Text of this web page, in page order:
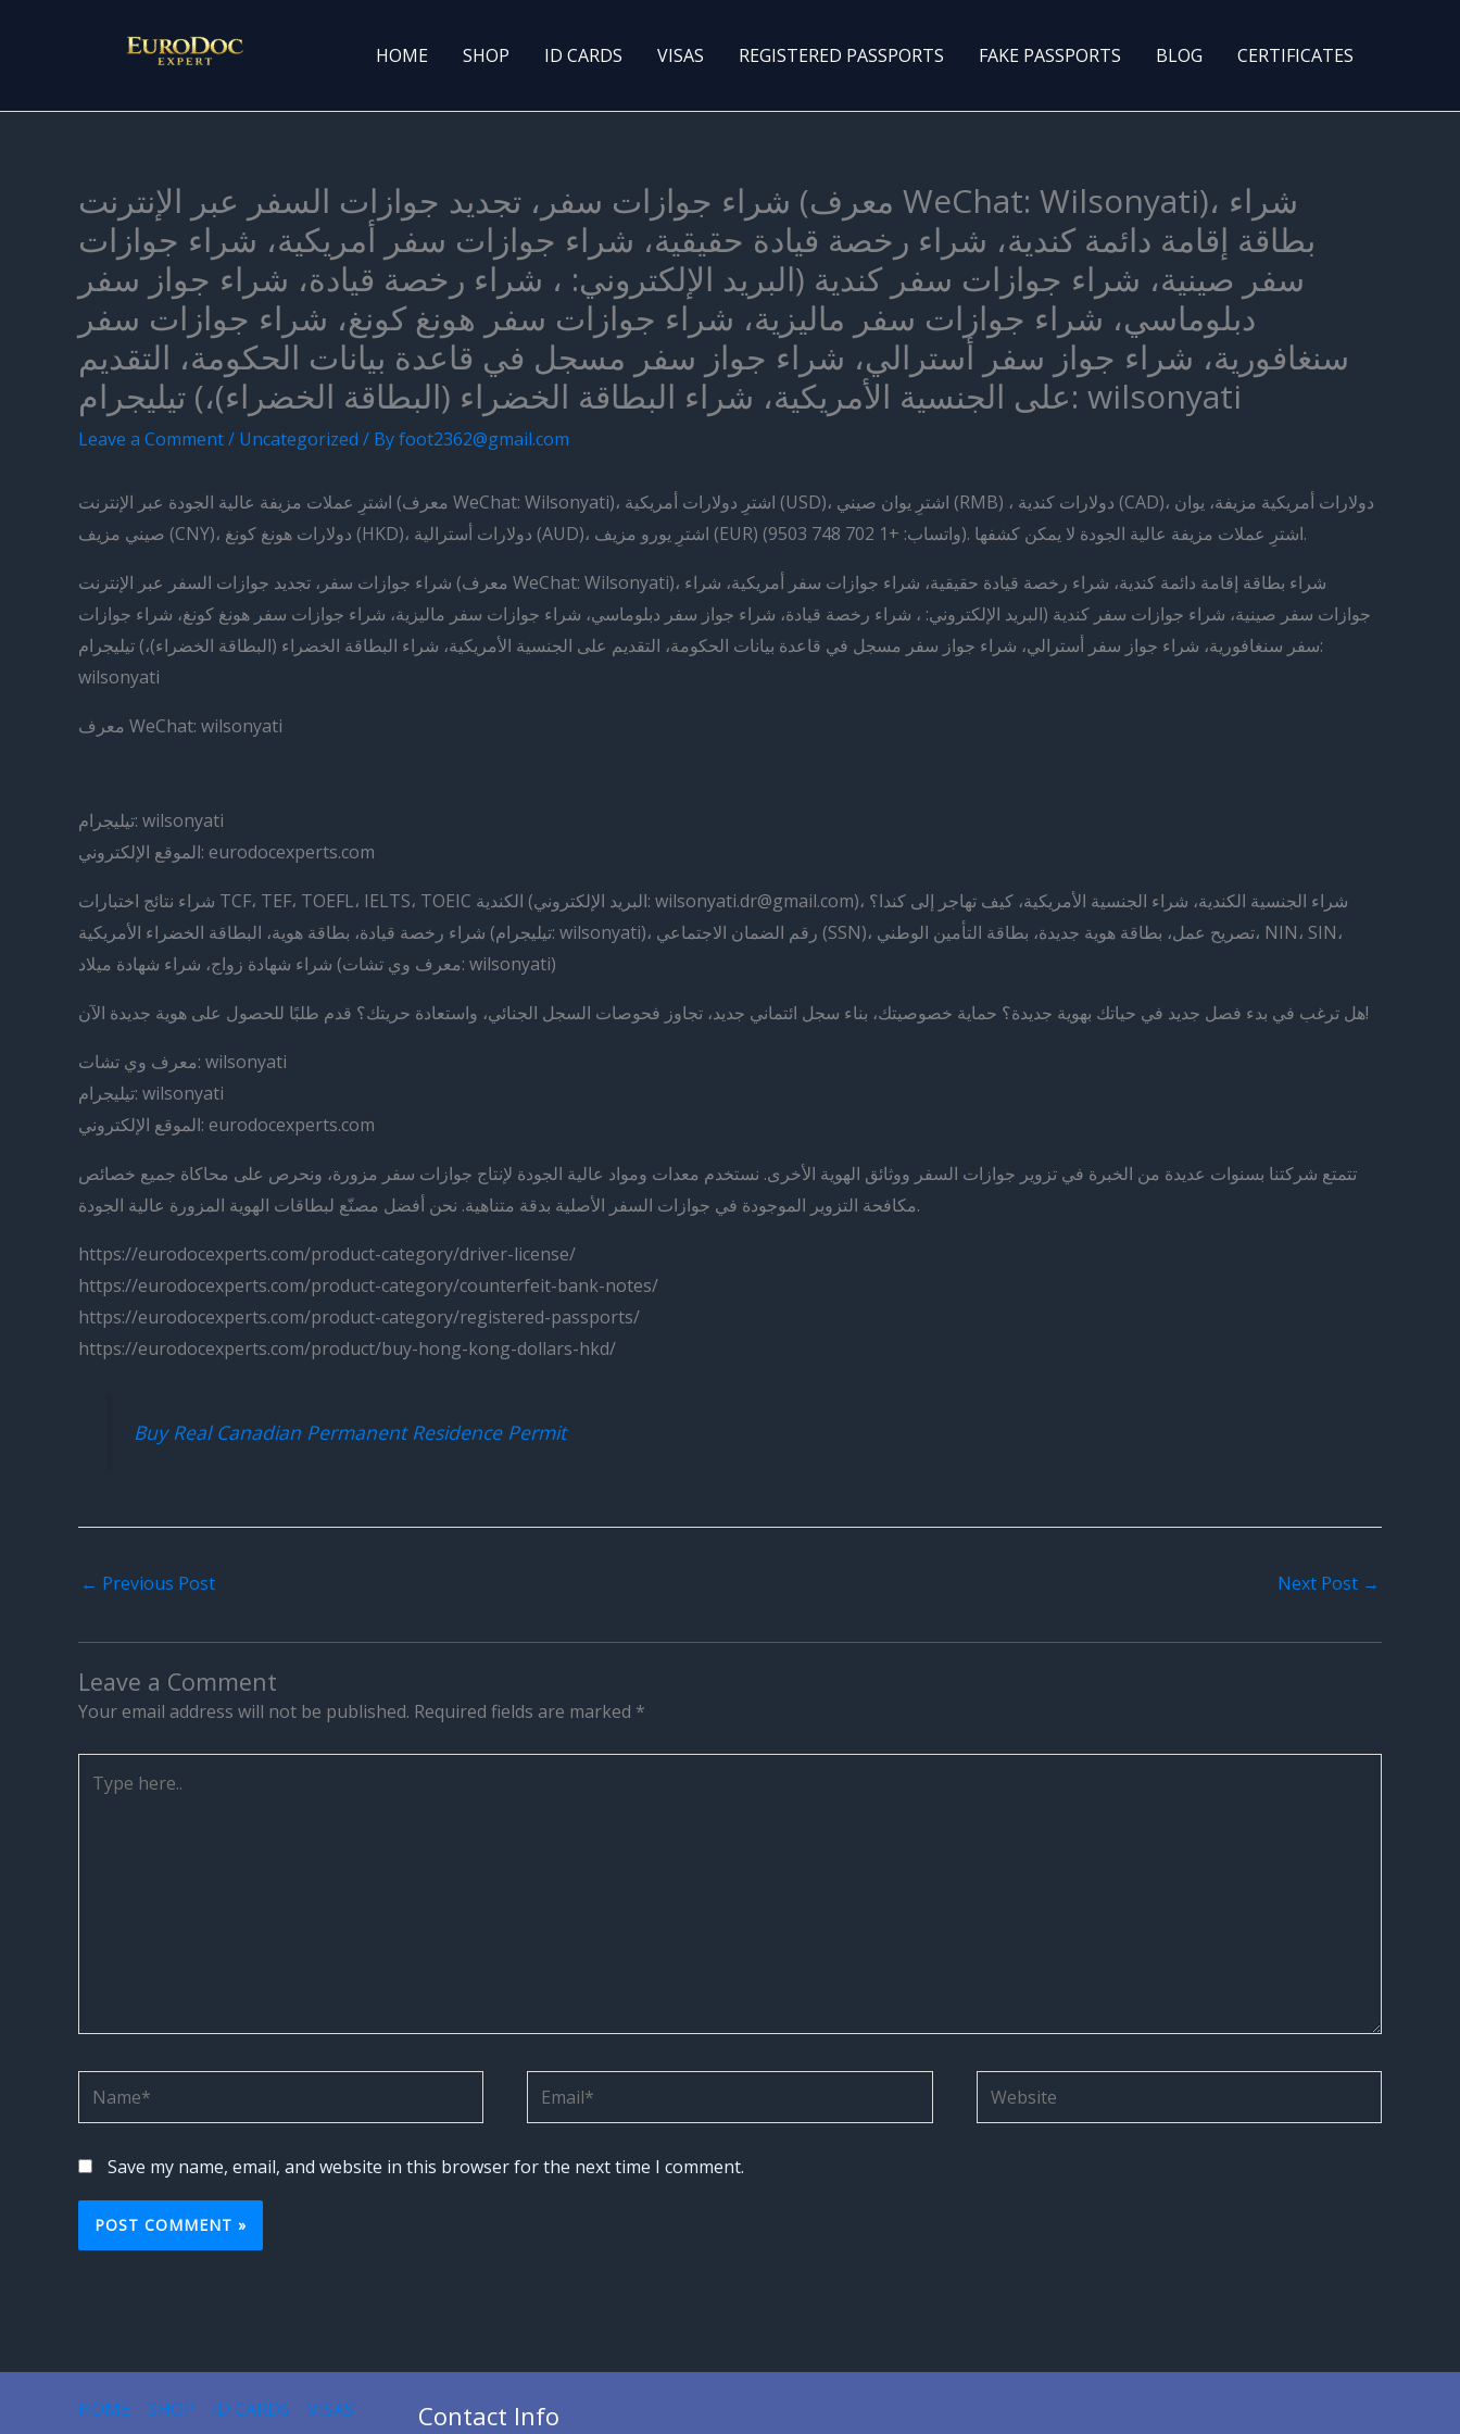
HOME SHOP ID CARDS VISAS REGISTERED PASSPORTS FAKE PASSPORTS BLOG CERTIFICATES
شراء جوازات سفر، تجديد جوازات السفر عبر الإنترنت (معرف WeChat: Wilsonyati)، شراء
بطاقة إقامة دائمة كندية، شراء رخصة قيادة حقيقية، شراء جوازات سفر أمريكية، شراء جوازات
سفر صينية، شراء جوازات سفر كندية (البريد الإلكتروني: ، شراء رخصة قيادة، شراء جواز سفر
دبلوماسي، شراء جوازات سفر ماليزية، شراء جوازات سفر هونغ كونغ، شراء جوازات سفر
سنغافورية، شراء جواز سفر أسترالي، شراء جواز سفر مسجل في قاعدة بيانات الحكومة، التقديم
على الجنسية الأمريكية، شراء البطاقة الخضراء (البطاقة الخضراء)،) تيليجرام: wilsonyati
Leave a Comment/ Uncategorized / Byfoot2362@gmail.com
اشترِ عملات مزيفة عالية الجودة عبر الإنترنت (معرف WeChat: Wilsonyati)، اشترِ دولارات أمريكية (USD)، اشترِ يوان صيني (RMB) ، دولارات كندية (CAD)، دولارات أمريكية مزيفة، يوان
صيني مزيف (CNY)، دولارات هونغ كونغ (HKD)، دولارات أسترالية (AUD)، اشترِ يورو مزيف (EUR) (واتساب: +1 702 748 9503). اشترِ عملات مزيفة عالية الجودة لا يمكن كشفها.
شراء جوازات سفر، تجديد جوازات السفر عبر الإنترنت (معرف WeChat: Wilsonyati)، شراء بطاقة إقامة دائمة كندية، شراء رخصة قيادة حقيقية، شراء جوازات سفر أمريكية، شراء
جوازات سفر صينية، شراء جوازات سفر كندية (البريد الإلكتروني: ، شراء رخصة قيادة، شراء جواز سفر دبلوماسي، شراء جوازات سفر ماليزية، شراء جوازات سفر هونغ كونغ، شراء جوازات
سفر سنغافورية، شراء جواز سفر أسترالي، شراء جواز سفر مسجل في قاعدة بيانات الحكومة، التقديم على الجنسية الأمريكية، شراء البطاقة الخضراء (البطاقة الخضراء)،) تيليجرام:
wilsonyati
معرف WeChat: wilsonyati
تيليجرام: wilsonyati
الموقع الإلكتروني: eurodocexperts.com
شراء نتائج اختبارات TCF، TEF، TOEFL، IELTS، TOEIC الكندية (البريد الإلكتروني: wilsonyati.dr@gmail.com)، شراء الجنسية الكندية، شراء الجنسية الأمريكية، كيف تهاجر إلى كندا؟
شراء رخصة قيادة، بطاقة هوية، البطاقة الخضراء الأمريكية (تيليجرام: wilsonyati)، رقم الضمان الاجتماعي (SSN)، تصريح عمل، بطاقة هوية جديدة، بطاقة التأمين الوطني، NIN، SIN،
شراء شهادة زواج، شراء شهادة ميلاد (معرف وي تشات: wilsonyati)
هل ترغب في بدء فصل جديد في حياتك بهوية جديدة؟ حماية خصوصيتك، بناء سجل ائتماني جديد، تجاوز فحوصات السجل الجنائي، واستعادة حريتك؟ قدم طلبًا للحصول على هوية جديدة الآن!
معرف وي تشات: wilsonyati
تيليجرام: wilsonyati
الموقع الإلكتروني: eurodocexperts.com
تتمتع شركتنا بسنوات عديدة من الخبرة في تزوير جوازات السفر ووثائق الهوية الأخرى. نستخدم معدات ومواد عالية الجودة لإنتاج جوازات سفر مزورة، ونحرص على محاكاة جميع خصائص
مكافحة التزوير الموجودة في جوازات السفر الأصلية بدقة متناهية. نحن أفضل مصنّع لبطاقات الهوية المزورة عالية الجودة.
https://eurodocexperts.com/product-category/driver-license/
https://eurodocexperts.com/product-category/counterfeit-bank-notes/
https://eurodocexperts.com/product-category/registered-passports/
https://eurodocexperts.com/product/buy-hong-kong-dollars-hkd/
Buy Real Canadian Permanent Residence Permit
← Previous Post Next Post →
Leave a Comment
Your email address will not be published. Required fields are marked *
here..
Name* Email* Website
Save my name, email, and website in this browser for the next time I comment.
HOME SHOP ID CARDS
VISAS
Contact Info